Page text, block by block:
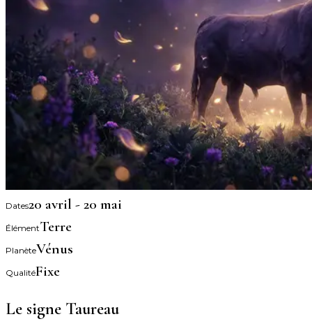
Dates20 avril - 20 mai
ÉlémentTerre
PlanèteVénus
QualitéFixe
Le signe Taureau